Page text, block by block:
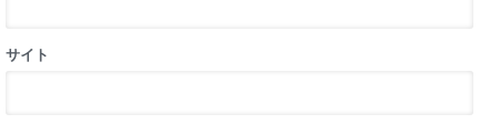
サイト